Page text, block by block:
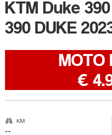
KTM Duke 390
390 DUKE
MOTO
€
KM
--